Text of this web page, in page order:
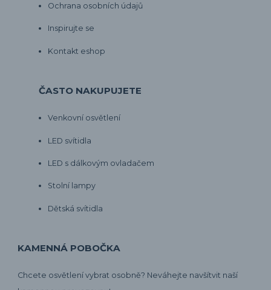
Ochrana osobních údajů
Inspirujte se
Kontakt eshop
ČASTO NAKUPUJETE
Venkovní osvětlení
LED svítidla
LED s dálkovým ovladačem
Stolní lampy
Dětská svítidla
KAMENNÁ POBOČKA
Chcete osvětlení vybrat osobně? Neváhejte navšítvit naší